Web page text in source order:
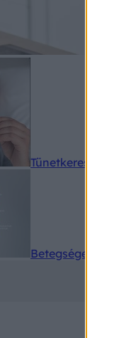
Tünetkereső
Betegségek A-Z